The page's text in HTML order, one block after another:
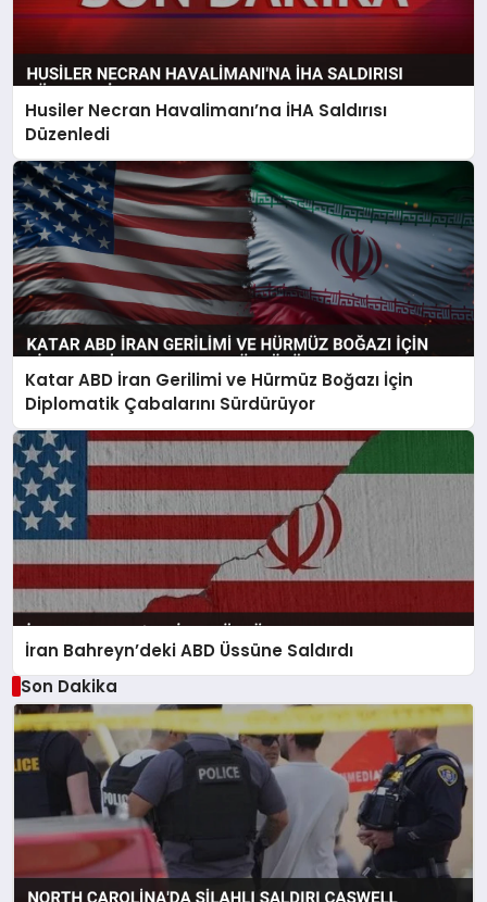
Husiler Necran Havalimanı’na İHA Saldırısı
Düzenledi
Katar ABD İran Gerilimi ve Hürmüz Boğazı İçin
Diplomatik Çabalarını Sürdürüyor
İran Bahreyn’deki ABD Üssüne Saldırdı
Son Dakika